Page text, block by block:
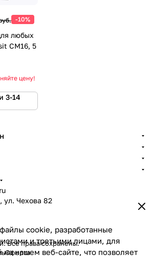
-10%
любых
CM16, 5
цену!
3-14
cookie, разработанные
и третьими лицами, для
на нашем веб-сайте, что позволяет
ул. Чехова 82
Все права сохранены.
Оферта